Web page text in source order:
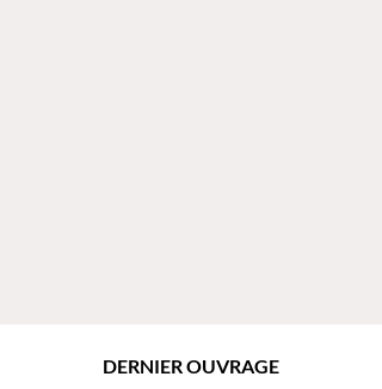
DERNIER OUVRAGE